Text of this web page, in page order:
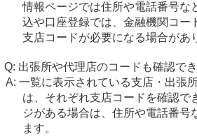
情報ページでは住所や電話番号な
込や口座登録では、金融機関コー
支店コードが必要になる場合があ
出張所や代理店のコードも確認で
一覧に表示されている支店・出張
は、それぞれ支店コードを確認で
ジがある場合は、住所や電話番号
ます。